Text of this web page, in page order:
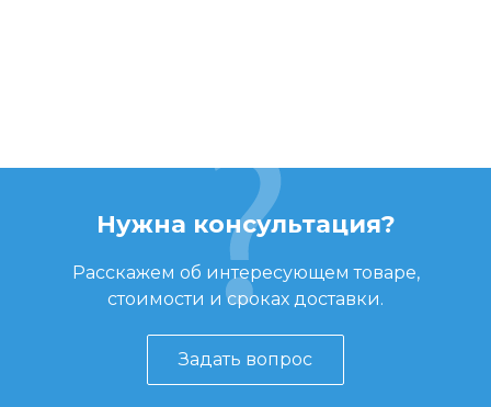
Нужна консультация?
Расскажем об интересующем товаре,
стоимости и сроках доставки.
Задать вопрос